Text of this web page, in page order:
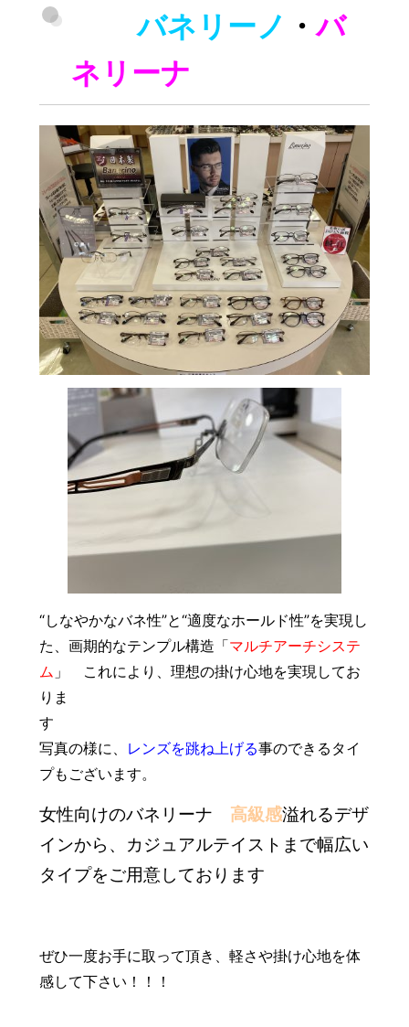
バネリーノ ・バ
ネリーナ
“しなやかなバネ性”と“適度なホールド性”を実現し
た、画期的なテンプル構造「マルチアーチシステ
ム 」 これにより、理想の掛け心地を実現してお
りま
写真の様に、
レンズを跳ね上げる事のできるタイ
プもございます。
女性向けのバネリーナ 高級感溢れるデザ
インから、カジュアルテイストまで幅広い
タイプをご用意しております
ぜひ一度お手に取って頂き、軽さや掛け心地を体
感して下さい！！！